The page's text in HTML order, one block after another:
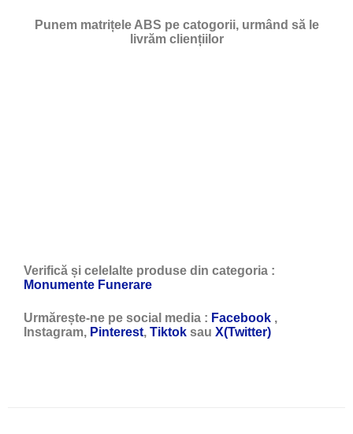
Punem matrițele ABS pe catogorii, urmând să le
livrăm cliențiilor
Verifică și celelalte produse din categoria :
Monumente Funerare
Urmărește-ne pe social media : Facebook ,
Instagram, Pinterest, Tiktok sau X(Twitter)